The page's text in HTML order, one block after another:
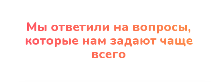
Мы ответили на вопросы,
которые нам задают чаще
всего